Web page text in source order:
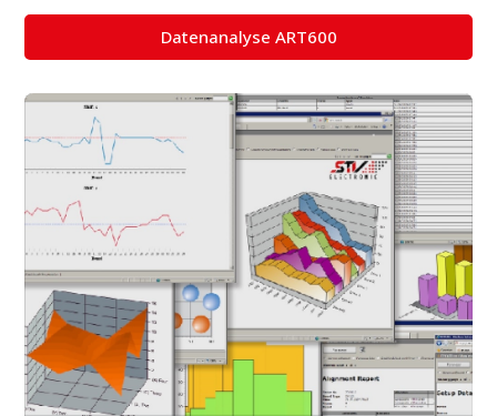
Datenanalyse ART600